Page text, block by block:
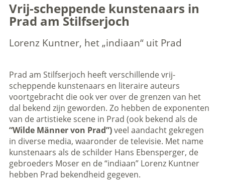
Vrij-scheppende kunstenaars in
Prad am Stilfserjoch
Lorenz Kuntner, het „indiaan“ uit Prad
Prad am Stilfserjoch heeft verschillende vrij-
scheppende kunstenaars en literaire auteurs
voortgebracht die ook ver over de grenzen van het
dal bekend zijn geworden. Zo hebben de exponenten
van de artistieke scene in Prad (ook bekend als de
“Wilde Männer von Prad”)veel aandacht gekregen
in diverse media, waaronder de televisie. Met name
kunstenaars als de schilder Hans Ebensperger, de
gebroeders Moser en de “indiaan” Lorenz Kuntner
hebben Prad bekendheid gegeven.